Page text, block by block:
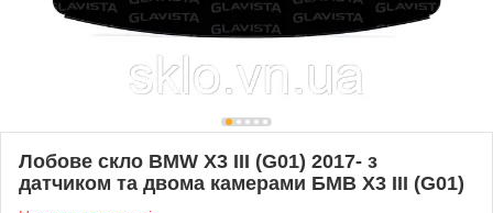
Лобове скло BMW X3 III (G01) 2017- з
датчиком та двома камерами БМВ Х3 III (G01)